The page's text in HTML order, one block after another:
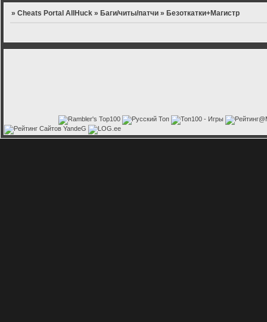
»Cheats Portal AllHuck » Баги/читы/патчи » Безоткатки+Магистр